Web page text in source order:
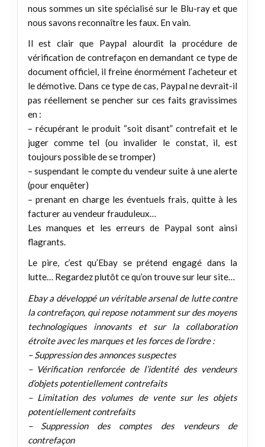
nous sommes un site spécialisé sur le Blu-ray et que
nous savons reconnaître les faux. En vain.
Il est clair que Paypal alourdit la procédure de
vérification de contrefaçon en demandant ce type de
document officiel, il freine énormément l’acheteur et
le démotive. Dans ce type de cas, Paypal ne devrait-il
pas réellement se pencher sur ces faits gravissimes
en :
– récupérant le produit “soit disant” contrefait et le
juger comme tel (ou invalider le constat, il, est
toujours possible de se tromper)
– suspendant le compte du vendeur suite à une alerte
(pour enquêter)
– prenant en charge les éventuels frais, quitte à les
facturer au vendeur frauduleux…
Les manques et les erreurs de Paypal sont ainsi
flagrants.
Le pire, c’est qu’Ebay se prétend engagé dans la
lutte… Regardez plutôt ce qu’on trouve sur leur site…
Ebay a développé un véritable arsenal de lutte contre
la contrefaçon, qui repose notamment sur des moyens
technologiques innovants et sur la collaboration
étroite avec les marques et les forces de l’ordre :
– Suppression des annonces suspectes
– Vérification renforcée de l’identité des vendeurs
d’objets potentiellement contrefaits
– Limitation des volumes de vente sur les objets
potentiellement contrefaits
– Suppression des comptes des vendeurs de
contrefaçon